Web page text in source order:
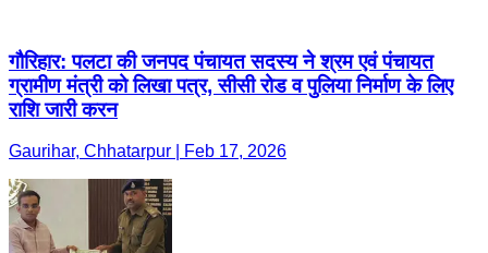
गौरिहार: पलटा की जनपद पंचायत सदस्य ने श्रम एवं पंचायत
ग्रामीण मंत्री को लिखा पत्र, सीसी रोड व पुलिया निर्माण के लिए
राशि जारी करन
Gaurihar, Chhatarpur | Feb 17, 2026